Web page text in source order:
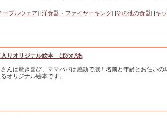
ーブルウェア] [洋食器・ファイヤーキング] [その他の食器] [キ
入りオリジナル絵本 ぱのぴあ
さんは驚き喜び、ママパパは感動で涙！名前と年齢とお住いの
オリジナル絵本です。